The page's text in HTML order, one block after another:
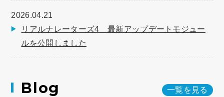
2026.04.21
リアルナレーターズ4 最新アップデートモジュー
ルを公開しました
Blog 一覧を見る